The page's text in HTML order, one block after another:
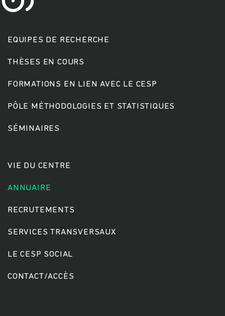
EQUIPES DE RECHERCHE
THÈSES EN COURS
FORMATIONS EN LIEN AVEC LE CESP
PÔLE MÉTHODOLOGIES ET STATISTIQUES
SÉMINAIRES
VIE DU CENTRE
ANNUAIRE
RECRUTEMENTS
SERVICES TRANSVERSAUX
LE CESP SOCIAL
CONTACT/ACCÈS